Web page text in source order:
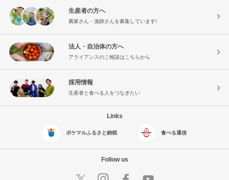
生産者の方へ
農家さん・漁師さんを募集しています!
法人・自治体の方へ
アライアンスのご相談はこちらから
採用情報
生産者と食べる人をつなぎたい
Links
ポケマルふるさと納税 食べる通信
Follow us